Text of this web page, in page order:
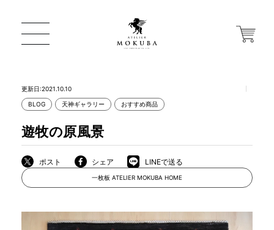
店舗から探す
更新日:2021.10.10
BLOG 天神ギャラリー おすすめ商品
遊牧の原風景
ポスト シェア LINEで送る
一枚板 ATELIER MOKUBA HOME